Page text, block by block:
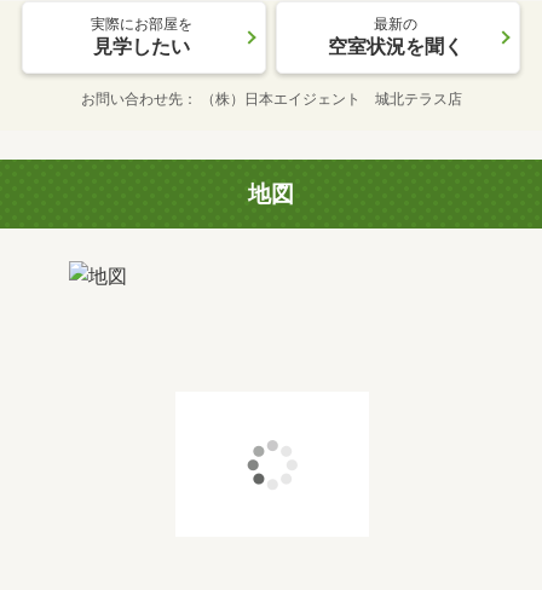
実際にお部屋を
見学したい
最新の
空室状況を聞く
お問い合わせ先 （株）日本エイジェント 城北テラス店
地図